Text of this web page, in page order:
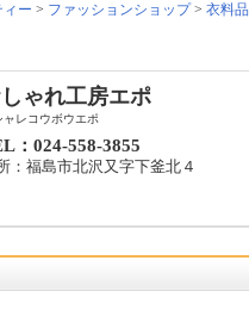
ー > ファッションショップ> 衣料品
ゃれ工房エポ
ャレコウボウエポ
：024-558-3855
：福島市北沢又字下釜北４